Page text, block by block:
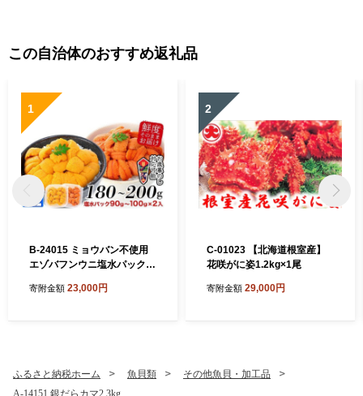
この自治体のおすすめ返礼品
1
B-24015 ミョウバン不使用
エゾバフンウニ塩水パック9
発送]
寄附金額 23,000円
2
C-01023 【北海道根室産】
花咲がに姿1.2kg×1尾
寄附金額 29,000円
ふるさと納税ホーム 魚貝類
その他魚貝・加工品
A-14151 銀だらカマ2.3kg